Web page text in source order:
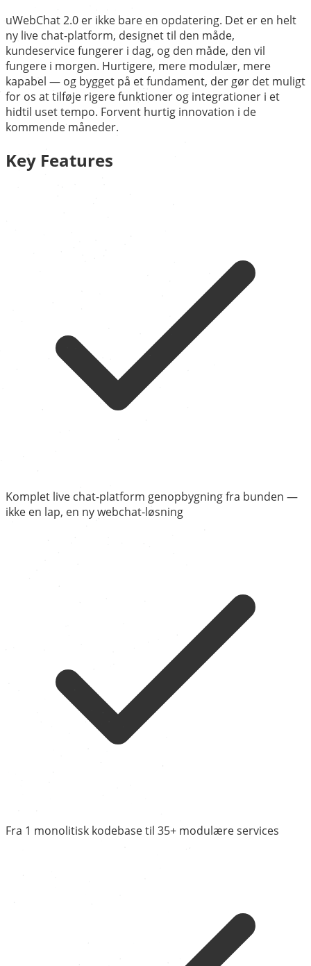
uWebChat 2.0 er ikke bare en opdatering. Det er en helt
ny live chat-platform, designet til den måde,
kundeservice fungerer i dag, og den måde, den vil
fungere i morgen. Hurtigere, mere modulær, mere
kapabel — og bygget på et fundament, der gør det muligt
for os at tilføje rigere funktioner og integrationer i et
hidtil uset tempo. Forvent hurtig innovation i de
kommende måneder.
Key Features
Komplet live chat-platform genopbygning fra bunden —
ikke en lap, en ny webchat-løsning
Fra 1 monolitisk kodebase til 35+ modulære services